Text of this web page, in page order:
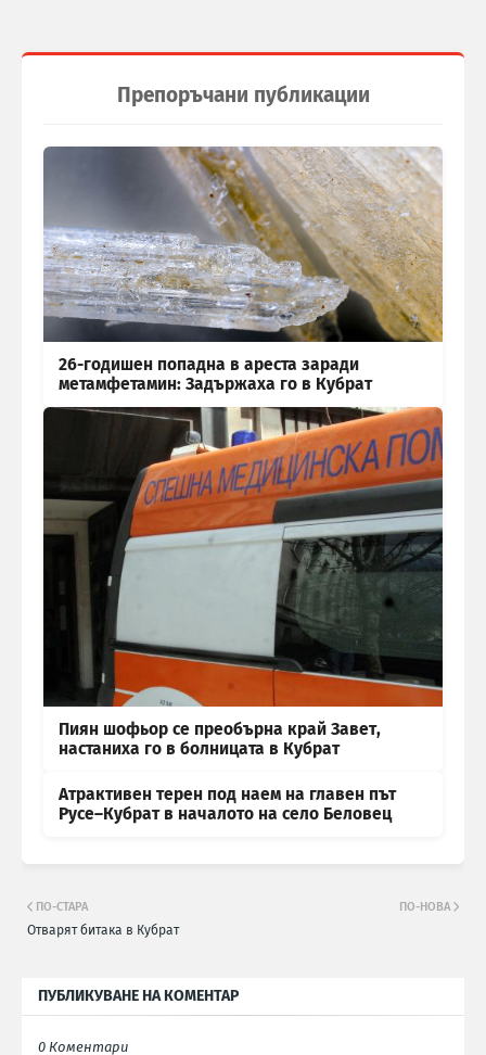
Препоръчани публикации
26-годишен попадна в ареста заради
метамфетамин: Задържаха го в Кубрат
Пиян шофьор се преобърна край Завет,
настаниха го в болницата в Кубрат
Атрактивен терен под наем на главен път
Русе–Кубрат в началото на село Беловец
ПО-НОВА
ПО-СТАРА
Отварят битака в Кубрат
ПУБЛИКУВАНЕ НА КОМЕНТАР
0 Коментари